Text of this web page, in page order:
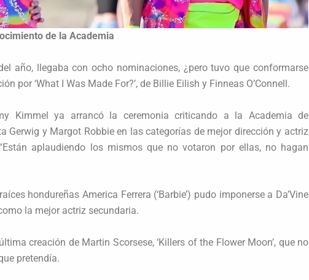
de la Academia
año, llegaba con ocho nominaciones, ¿pero tuvo que conformarse
por ‘What I Was Made For?’, de Billie Eilish y Finneas O’Connell.
Kimmel ya arrancó la ceremonia criticando a la Academia de
Gerwig y Margot Robbie en las categorías de mejor dirección y actriz
aplaudiendo los mismos que no votaron por ellas, no hagan
hondureñas America Ferrera (‘Barbie’) pudo imponerse a Da’Vine
la mejor actriz secundaria.
creación de Martin Scorsese, ‘Killers of the Flower Moon’, que no
pretendía.